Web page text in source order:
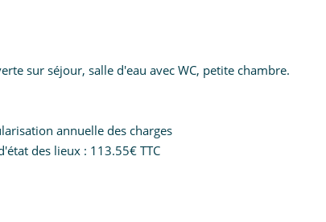
sur séjour, salle d'eau avec WC, petite chambre.
annuelle des charges
des lieux : 113.55€ TTC